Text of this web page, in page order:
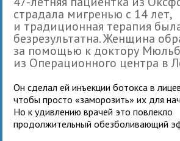
страдала мигренью с 14 лет,
и традиционная терапия
безрезультатна. Женщина
за помощью к доктору
из Операционного центра в
Он сделал ей инъекции ботокса в
чтобы просто «заморозить» их для
Но к удивлению врачей это повлекло
продолжительный обезболивающий